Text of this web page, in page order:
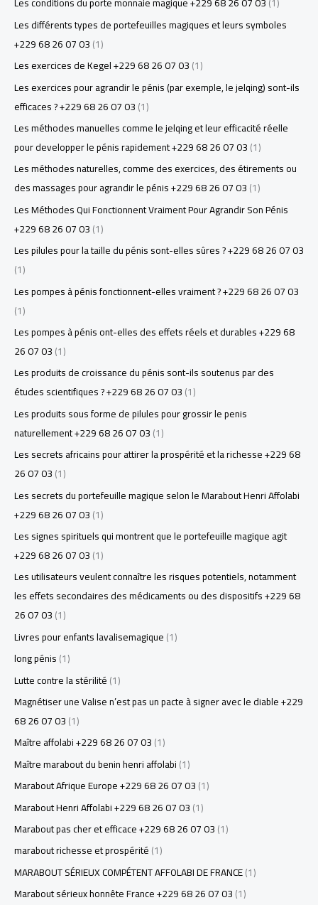
Les différents types de portefeuilles magiques et leurs symboles
+229 68 26 07 03(1)
Les exercices de Kegel +229 68 26 07 03(1)
Les exercices pour agrandir le pénis (par exemple, le jelqing) sont-ils
efficaces ? +229 68 26 07 03(1)
Les méthodes manuelles comme le jelqing et leur efficacité réelle
pour developper le pénis rapidement +229 68 26 07 03(1)
Les méthodes naturelles, comme des exercices, des étirements ou
des massages pour agrandir le pénis +229 68 26 07 03(1)
Les Méthodes Qui Fonctionnent Vraiment Pour Agrandir Son Pénis
+229 68 26 07 03(1)
Les pilules pour la taille du pénis sont-elles sûres ? +229 68 26 07 03
(1)
Les pompes à pénis fonctionnent-elles vraiment ? +229 68 26 07 03
(1)
Les pompes à pénis ont-elles des effets réels et durables +229 68
26 07 03(1)
Les produits de croissance du pénis sont-ils soutenus par des
études scientifiques ? +229 68 26 07 03(1)
Les produits sous forme de pilules pour grossir le penis
naturellement +229 68 26 07 03(1)
Les secrets africains pour attirer la prospérité et la richesse +229 68
26 07 03(1)
Les secrets du portefeuille magique selon le Marabout Henri Affolabi
+229 68 26 07 03(1)
Les signes spirituels qui montrent que le portefeuille magique agit
+229 68 26 07 03(1)
Les utilisateurs veulent connaître les risques potentiels, notamment
les effets secondaires des médicaments ou des dispositifs +229 68
26 07 03(1)
Livres pour enfants lavalisemagique(1)
long pénis(1)
Lutte contre la stérilité(1)
Magnétiser une Valise n’est pas un pacte à signer avec le diable +229
68 26 07 03(1)
Maître affolabi +229 68 26 07 03(1)
Maître marabout du benin henri affolabi(1)
Marabout Afrique Europe +229 68 26 07 03(1)
Marabout Henri Affolabi +229 68 26 07 03(1)
Marabout pas cher et efficace +229 68 26 07 03(1)
marabout richesse et prospérité(1)
MARABOUT SÉRIEUX COMPÉTENT AFFOLABI DE FRANCE(1)
Marabout sérieux honnête France +229 68 26 07 03(1)